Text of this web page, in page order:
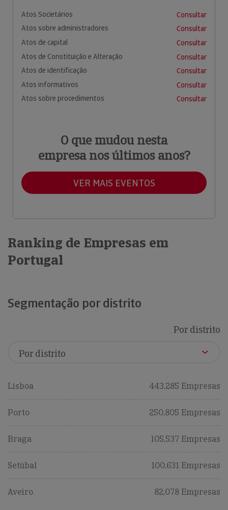
Atos Societários
Consultar
Atos sobre administradores
Consultar
Atos de capital
Consultar
Atos de Constituição e Alteração
Consultar
Atos de identificação
Consultar
Atos informativos
Consultar
Atos sobre procedimentos
Consultar
O que mudou nesta
empresa nos últimos anos?
VER MAIS EVENTOS
Ranking de Empresas em
Portugal
Segmentação por distrito
Por distrito
Lisboa 443,285 Empresas
Porto 250,805 Empresas
Braga 105,537 Empresas
Setúbal 100,631 Empresas
Aveiro 82,078 Empresas